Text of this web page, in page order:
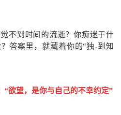
不到时间的流逝？你痴迷于什
答案里，就藏着你的“独-到知
“欲望，是你与自己的不幸约定”